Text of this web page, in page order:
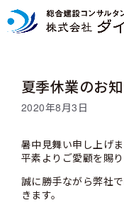
コ
ン
夏季休業のお
2020年8月3日
暑中見舞い申し上げま
平素よりご愛顧を賜
誠に勝手ながら弊社
きます。